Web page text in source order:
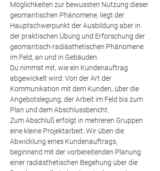
Möglichkeiten zur bewussten Nutzung dieser
geomantischen Phänomene, liegt der
Hauptschwerpunkt der Ausbildung aber in
der praktischen Übung und Erforschung der
geomantisch-radiästhetischen Phänomene
im Feld, an und in Gebäuden.
Du nimmst mit, wie ein Kundenauftrag
abgewickelt wird: Von der Art der
Kommunikation mit dem Kunden, über die
Angebotslegung, der Arbeit im Feld bis zum
Plan und dem Abschlussbericht.
Zum Abschluß erfolgt in mehreren Gruppen
eine kleine Projektarbeit: Wir üben die
Abwicklung eines Kundenauftrags,
beginnend mit der vorbereitenden Planung
einer radiästhetischen Begehung über die